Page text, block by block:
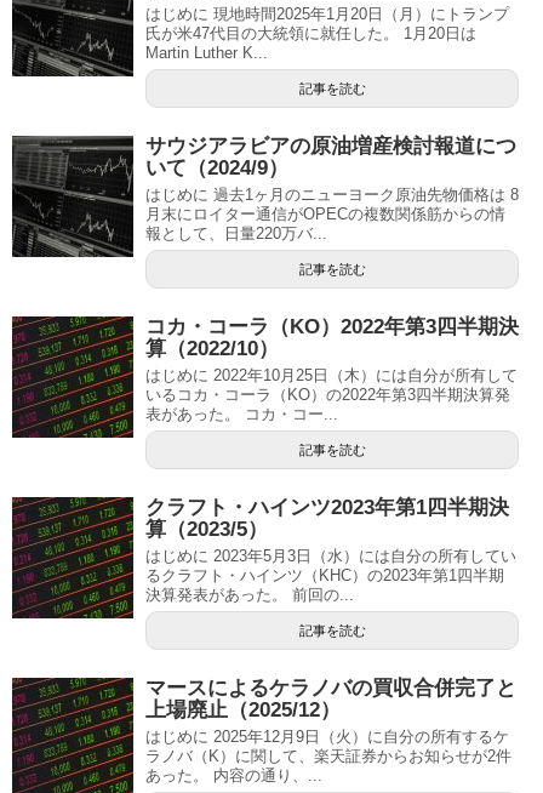
はじめに 現地時間2025年1月20日（月）にトランプ
氏が米47代目の大統領に就任した。 1月20日は
Martin Luther K...
記事を読む
サウジアラビアの原油増産検討報道につ
いて（2024/9）
はじめに 過去1ヶ月のニューヨーク原油先物価格は 8
月末にロイター通信がOPECの複数関係筋からの情
報として、日量220万バ...
記事を読む
コカ・コーラ（KO）2022年第3四半期決
算（2022/10）
はじめに 2022年10月25日（木）には自分が所有して
いるコカ・コーラ（KO）の2022年第3四半期決算発
表があった。 コカ・コー...
記事を読む
クラフト・ハインツ2023年第1四半期決
算（2023/5）
はじめに 2023年5月3日（水）には自分の所有してい
るクラフト・ハインツ（KHC）の2023年第1四半期
決算発表があった。 前回の...
記事を読む
マースによるケラノバの買収合併完了と
上場廃止（2025/12）
はじめに 2025年12月9日（火）に自分の所有するケ
ラノバ（K）に関して、楽天証券からお知らせが2件
あった。 内容の通り、...